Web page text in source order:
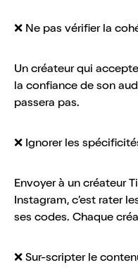
❌ Ne pas vérifier la
Un créateur qui
la confiance de son
passera pas.
❌ Ignorer les
Envoyer à un créateur
Instagram, c’est rater
ses codes. Chaque
❌ Sur-scripter le